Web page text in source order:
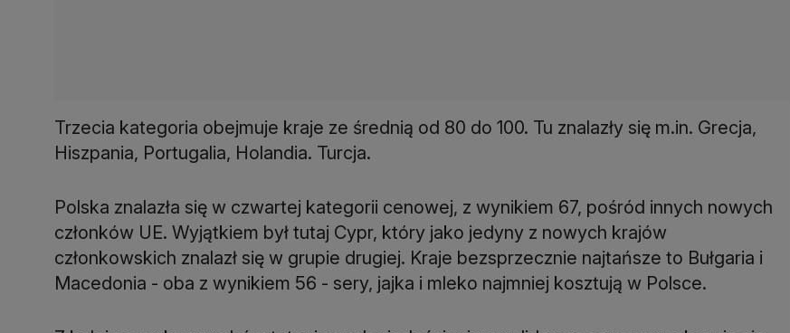
Trzecia kategoria obejmuje kraje ze średnią od 80 do 100. Tu znalazły się m.in. Grecja,
Hiszpania, Portugalia, Holandia. Turcja.
Polska znalazła się w czwartej kategorii cenowej, z wynikiem 67, pośród innych nowych
członków UE. Wyjątkiem był tutaj Cypr, który jako jedyny z nowych krajów
członkowskich znalazł się w grupie drugiej. Kraje bezsprzecznie najtańsze to Bułgaria i
Macedonia - oba z wynikiem 56 - sery, jajka i mleko najmniej kosztują w Polsce.